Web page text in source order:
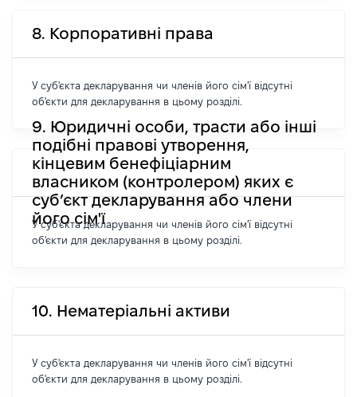
8. Корпоративні права
У суб'єкта декларування чи членів його сім'ї відсутні
об'єкти для декларування в цьому розділі.
9. Юридичні особи, трасти або інші
подібні правові утворення,
кінцевим бенефіціарним
власником (контролером) яких є
суб’єкт декларування або члени
його сім'ї
У суб'єкта декларування чи членів його сім'ї відсутні
об'єкти для декларування в цьому розділі.
10. Нематеріальні активи
У суб'єкта декларування чи членів його сім'ї відсутні
об'єкти для декларування в цьому розділі.